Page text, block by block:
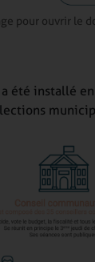
pour ouvrir le
été installé